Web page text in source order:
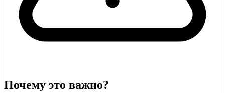
Почему это важно?